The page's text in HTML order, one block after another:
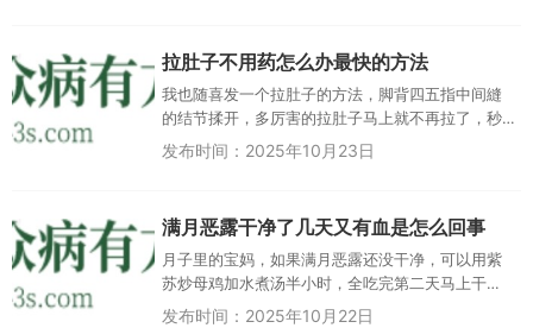
拉肚子不用药怎么办最快的方法
我也随喜发一个拉肚子的方法，脚背四五指中间縫
的结节揉开，多厉害的拉肚子马上就不再拉了，秒
好人人人随心亲请问是左脚还是右脚逍遥 广西回复
发布时间：2025年10月23日
满月恶露干净了几天又有血是怎么回事
月子里的宝妈，如果满月恶露还没干净，可以用紫
苏炒母鸡加水煮汤半小时，全吃完第二天马上干
净，本人亲身经历过。既然如何， 满月恶露干净了
发布时间：2025年10月22日